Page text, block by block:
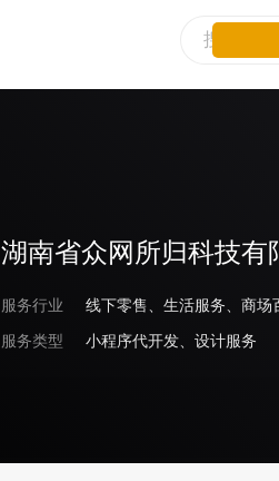
湖南省众网所归科技有
服务行业
服务类型
小程序代开发、设计服务